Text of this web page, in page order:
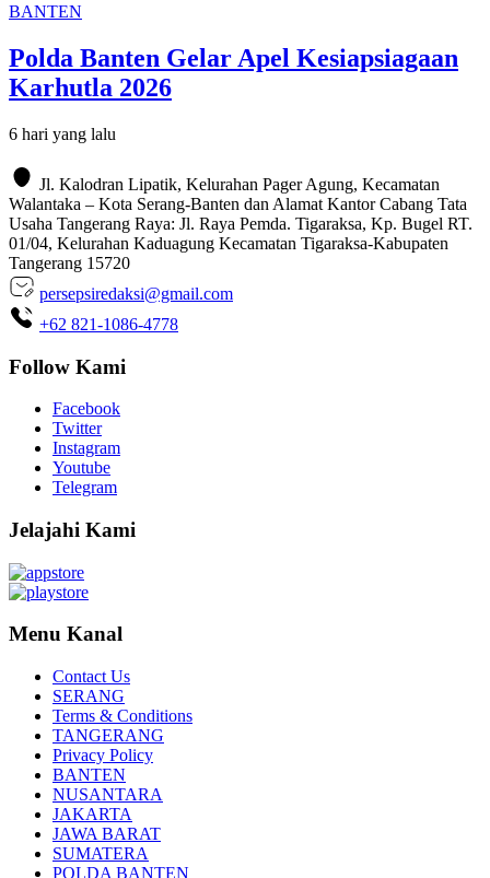
BANTEN
Polda Banten Gelar Apel Kesiapsiagaan
Karhutla 2026
6 hari yang lalu
Jl. Kalodran Lipatik, Kelurahan Pager Agung, Kecamatan
Walantaka – Kota Serang-Banten dan Alamat Kantor Cabang Tata
Usaha Tangerang Raya: Jl. Raya Pemda. Tigaraksa, Kp. Bugel RT.
01/04, Kelurahan Kaduagung Kecamatan Tigaraksa-Kabupaten
Tangerang 15720
persepsiredaksi@gmail.com
+62 821-1086-4778
Follow Kami
Facebook
Twitter
Instagram
Youtube
Telegram
Jelajahi Kami
Menu Kanal
Contact Us
SERANG
Terms & Conditions
TANGERANG
Privacy Policy
BANTEN
NUSANTARA
JAKARTA
JAWA BARAT
SUMATERA
POLDA BANTEN